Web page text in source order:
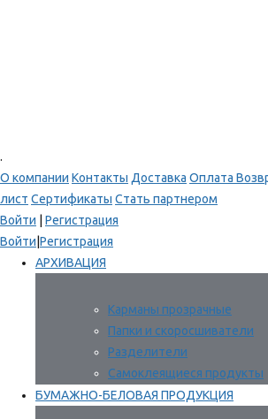
.
О компании Контакты Доставка Оплата
лист Сертификаты Стать партнером
Войти
Регистрация
Войти Регистрация
АРХИВАЦИЯ
Карманы прозрачные
Папки и скоросшиватели
Разделители
Самоклеящиеся продукты
БУМАЖНО-БЕЛОВАЯ ПРОДУКЦИЯ